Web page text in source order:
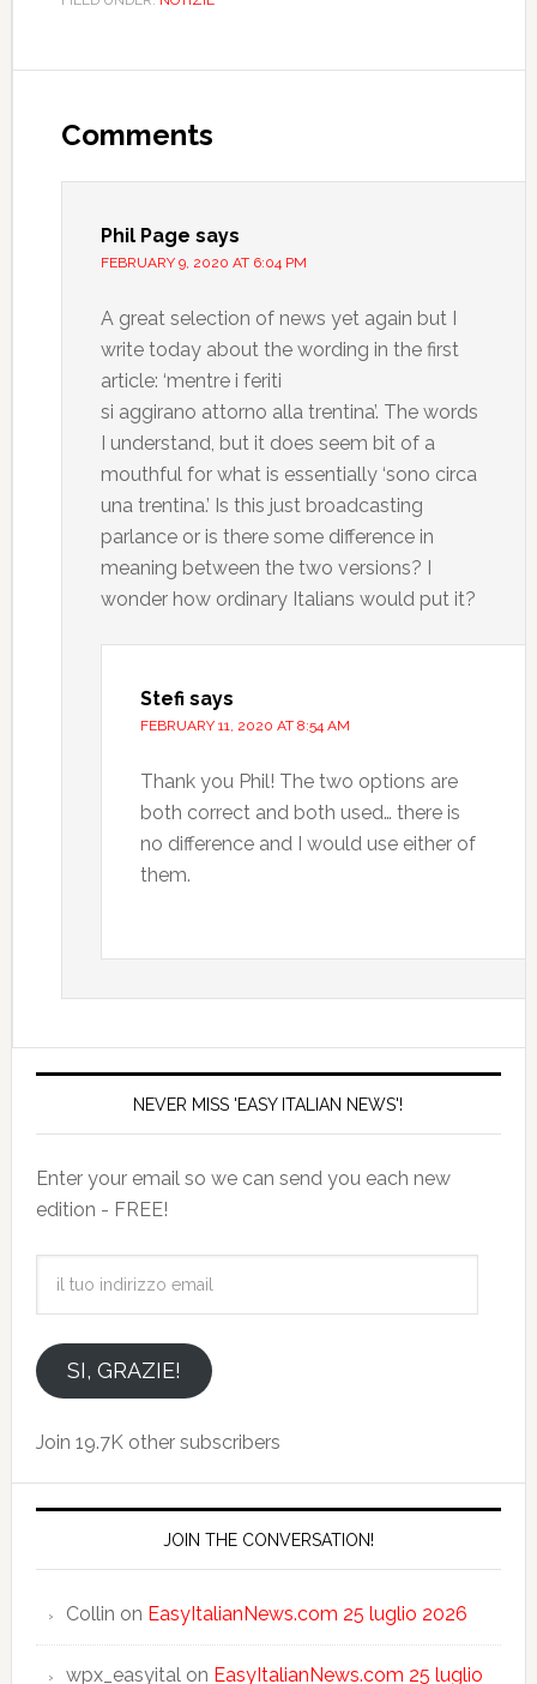
Comments
Phil Page says
FEBRUARY 9, 2020 AT 6:04 PM
A great selection of news yet again but I
write today about the wording in the first
article: ‘mentre i feriti
si aggirano attorno alla trentina’. The words
I understand, but it does seem bit of a
mouthful for what is essentially ‘sono circa
una trentina.’ Is this just broadcasting
parlance or is there some difference in
meaning between the two versions? I
wonder how ordinary Italians would put it?
Stefi says
FEBRUARY 11, 2020 AT 8:54 AM
Thank you Phil! The two options are
both correct and both used… there is
no difference and I would use either of
them.
NEVER MISS 'EASY ITALIAN NEWS'!
Enter your email so we can send you each new
edition - FREE!
emailSI, GRAZIE!
Join 19.7K other subscribers
JOIN THE CONVERSATION!
Collin on EasyItalianNews.com 25 luglio 2026
wpx_easyital on EasyItalianNews.com 25 luglio